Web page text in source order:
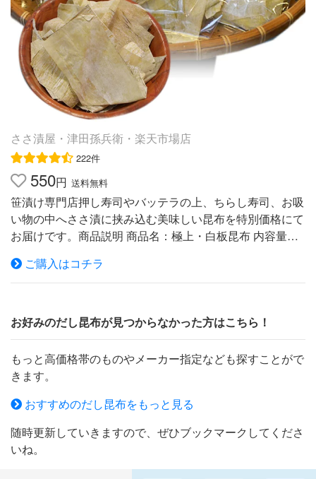
ささ漬屋・津田孫兵衛・楽天市場店
222件
550円 送料無料
笹漬け専門店押し寿司やバッテラの上、ちらし寿司、お吸
い物の中へささ漬に挟み込む美味しい昆布を特別価格にて
お届けです。商品説明 商品名：極上・白板昆布 内容量：3
日より12ケ月 製造業者：株式会社津田孫兵衛
福井県小浜市小浜今宮12番地 のどぐろ のど黒 ノ
ーモン 鯖 焼き鯖 昆布締め 笹漬け 笹漬 ささ漬
ささ漬け 干物 一夜干し 刺身 ご当地 お取り寄せ
お試し ギフト 名産品 お土産 おみやげ 福井 小
浜 越前 若狭 鯖街道 北陸 新鮮 満天青空レストラ
津田孫兵衛
ご購入はコチラ
お好みのだし昆布が見つからなかった方はこちら！
もっと高価格帯のものやメーカー指定なども探すことがで
きます。
おすすめのだし昆布をもっと見る
随時更新していきますので、ぜひブックマークしてくださ
いね。